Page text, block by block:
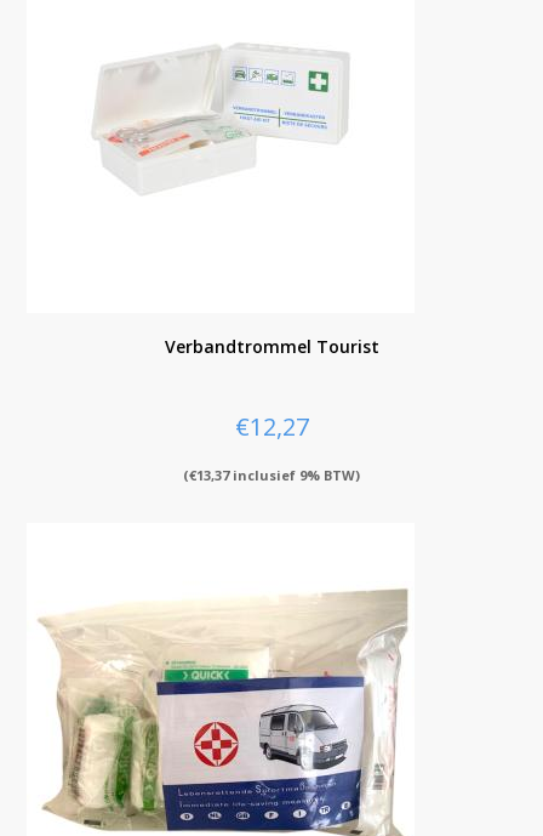
Verbandtrommel Tourist
€12,27
(€13,37inclusief 9% BTW)